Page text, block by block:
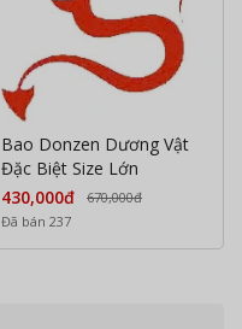
Bao Donzen Dương Vật
Đặc Biệt Size Lớn
430,000đ
670,000đ
Đã bán 237